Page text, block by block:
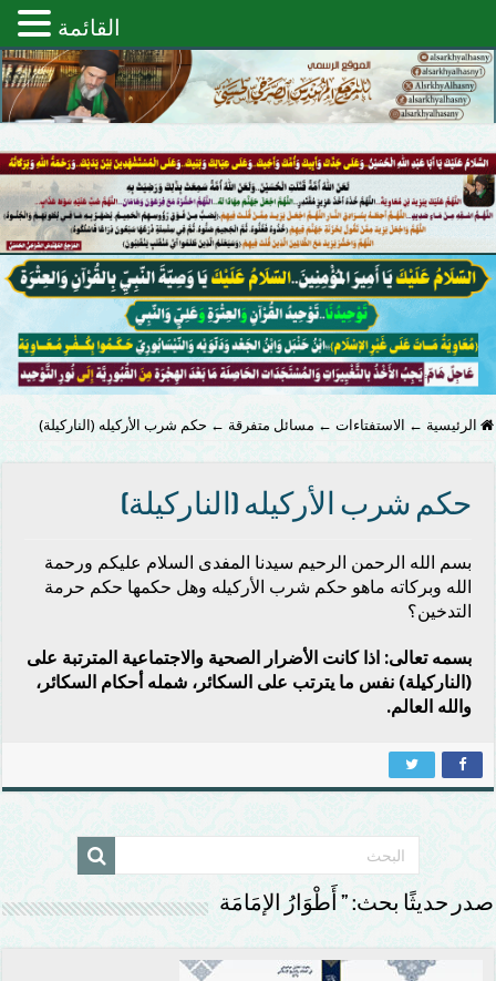
الرئيسية ← الاستفتاءات ← مسائل متفرقة ← حكم شرب الأركيله (الناركيلة)
حكم شرب الأركيله (الناركيلة)
بسم الله الرحمن الرحيم سيدنا المفدى السلام عليكم ورحمة
الله وبركاته ماهو حكم شرب الأركيله وهل حكمها حكم حرمة
التدخين؟
بسمه تعالى: اذا كانت الأضرار الصحية والاجتماعية المترتبة على
(الناركيلة) نفس ما يترتب على السكائر، شمله أحكام السكائر،
والله العالم.
صدر حديثًا بحث: ” أَطْوَارُ الإمَامَة
القائمة